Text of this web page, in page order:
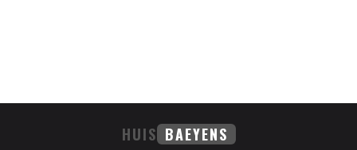
HUIS BAEYENS